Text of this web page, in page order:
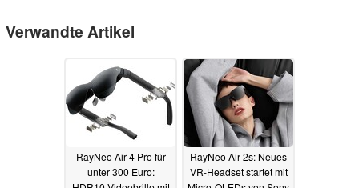
Verwandte Artikel
RayNeo Air 4 Pro für
unter 300 Euro:
RayNeo Air 2s: Neues
VR-Headset startet mit